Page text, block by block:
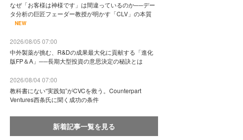
なぜ「お客様は神様です」は間違っているのか──デー
タ分析の巨匠フェーダー教授が明かす「CLV」の本質
NEW
2026/08/05 07:00
中外製薬が挑む、R&Dの成果最大化に貢献する「進化
版FP＆A」──長期大型投資の意思決定の秘訣とは
2026/08/04 07:00
教科書にない“実践知”がCVCを救う。Counterpart
Ventures西条氏に聞く成功の条件
新着記事一覧を見る